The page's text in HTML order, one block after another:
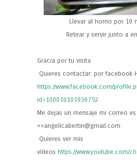
Llevar al horno por 10
Retirar y servir junto a
Gracia por tu visita
Quieres contactar: por facebook
https://www.facebook.com/
id=100010101936752
Me dejas un mensaje mi correo es
>>angelicabertin@gmail.com
Quieres ver mis
vídeos https://www.youtube.com/